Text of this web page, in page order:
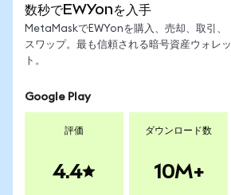
数秒でEWYonを入手
MetaMaskでEWYonを購入、売却、取引、
スワップ。最も信頼される暗号資産ウォレッ
ト。
Google Play
評価
4.4
ダウンロード数
10M+